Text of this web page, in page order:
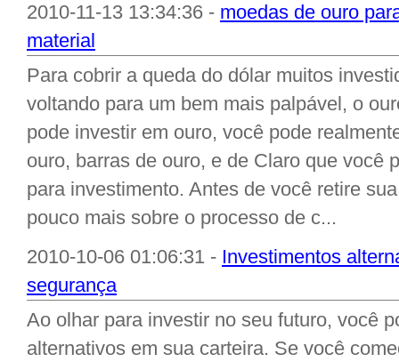
2010-11-13 13:34:36 - moedas de ouro
material
Para cobrir a queda do dólar muitos
voltando para um bem mais palpável, o
pode investir em ouro, você pode
ouro, barras de ouro, e de Claro que você
para investimento. Antes de você retire
pouco mais sobre o processo de c...
2010-10-06 01:06:31 - Investimentos
segurança
Ao olhar para investir no seu futuro, você
alternativos em sua carteira. Se você